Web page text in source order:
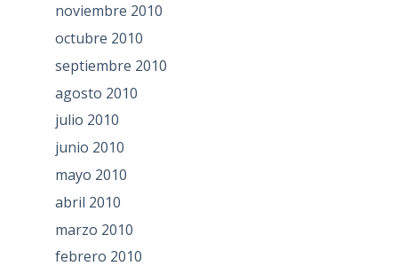
noviembre 2010
octubre 2010
septiembre 2010
agosto 2010
julio 2010
junio 2010
mayo 2010
abril 2010
marzo 2010
febrero 2010